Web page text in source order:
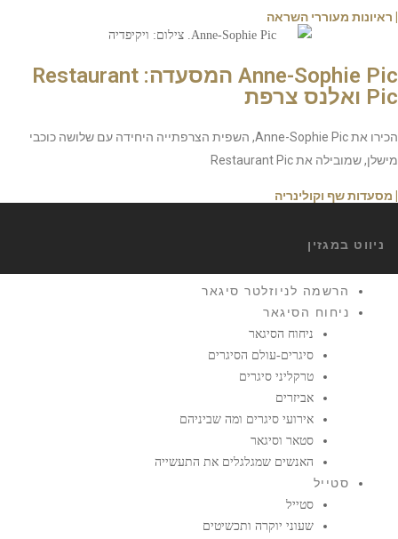
| ראיונות מעוררי השראה
Anne-Sophie Pic המסעדה: Restaurant
Pic ואלנס צרפת
הכירו את Anne-Sophie Pic, השפית הצרפתייה היחידה עם שלושה כוכבי
מישלן, שמובילה את Restaurant Pic
| מסעדות שף וקולינריה
ניווט במגזין
הרשמה לניוזלטר סיגאר
ניחוח הסיגאר
ניחוח הסיגאר
סיגרים-עולם הסיגרים
טרקליני סיגרים
אביזרים
אירועי סיגרים ומה שביניהם
סטאר וסיגאר
האנשים שמגלגלים את התעשייה
סטייל
סטייל
שעוני יוקרה ותכשיטים